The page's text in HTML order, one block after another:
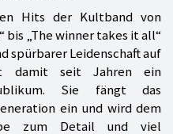
Hits der Kultband von
bis „The winner takes it all“
spürbarer Leidenschaft auf
damit seit Jahren ein
Sie fängt das
ein und wird dem
zum Detail und viel